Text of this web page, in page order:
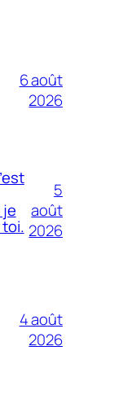
6 août
2026
toi.
5
août
2026
4 août
2026